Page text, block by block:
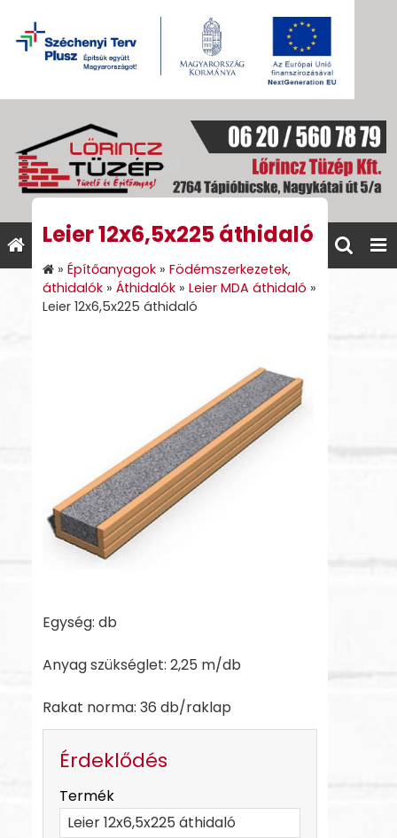
Leier 12x6,5x225 áthidaló
» Építőanyagok » Födémszerkezetek,
áthidalók » Áthidalók » Leier MDA áthidaló »
Leier 12x6,5x225 áthidaló
Egység: db
Anyag szükséglet: 2,25 m/db
Rakat norma: 36 db/raklap
Érdeklődés
Termék